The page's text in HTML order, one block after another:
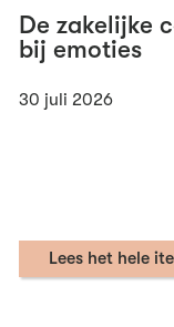
De zakelijke
bij emoties
30 juli 2026
Lees het hele